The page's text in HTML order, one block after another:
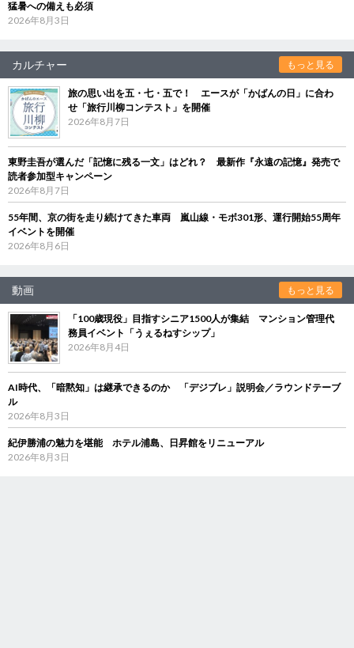
猛暑への備えも必須
2026年8月3日
カルチャー もっと見る
旅の思い出を五・七・五で！ エースが「かばんの日」に合わ
せ「旅行川柳コンテスト」を開催
2026年8月7日
東野圭吾が選んだ「記憶に残る一文」はどれ？ 最新作『永遠の記憶』発売で
読者参加型キャンペーン
2026年8月7日
55年間、京の街を走り続けてきた車両 嵐山線・モボ301形、運行開始55周年
イベントを開催
2026年8月6日
動画 もっと見る
「100歳現役」目指すシニア1500人が集結 マンション管理代
務員イベント「うぇるねすシップ」
2026年8月4日
AI時代、「暗黙知」は継承できるのか 「デジブレ」説明会／ラウンドテーブ
ル
2026年8月3日
紀伊勝浦の魅力を堪能 ホテル浦島、日昇館をリニューアル
2026年8月3日